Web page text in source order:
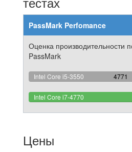
PassMark Perfomance
Оценка производительности
PassMark
Intel Core i5-3550 4771
Intel Core i7-4770
Цены